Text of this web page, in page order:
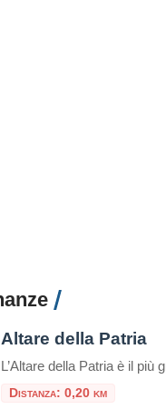
Altare della Patria
Distanza: 0,20 km